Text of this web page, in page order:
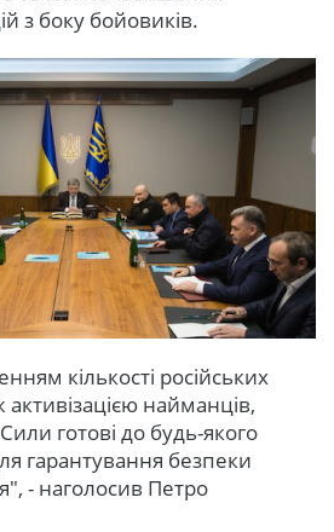
з боку бойовиків.
кількості російських
активізацією найманців,
готові до будь-якого
гарантування безпеки
- наголосив Петро